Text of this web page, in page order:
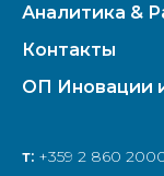
Аналитика &
Контакты
ОП Иновации
т: +359 2 860